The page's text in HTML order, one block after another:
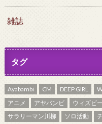
雑誌
タグ
Ayabambi CM DEEP GIRL
アニメ
アヤバンビ ウィズビー
サラリーマン川柳
ソロ活動